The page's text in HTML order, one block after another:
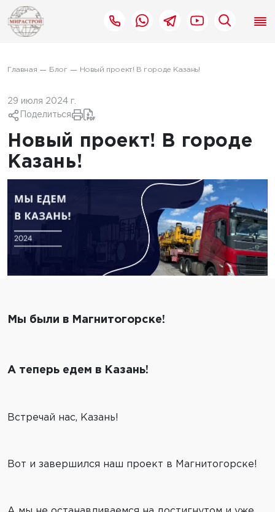
Главная Блог Новый проект! В городе Казань!
29 июля 2024 г.
Поделиться
Новый проект! В городе
Казань!
Мы были в Магнитогорске!
А теперь едем в Казань!
Встречай нас, Казань!
Вот и завершился наш проект в Магнитогорске!